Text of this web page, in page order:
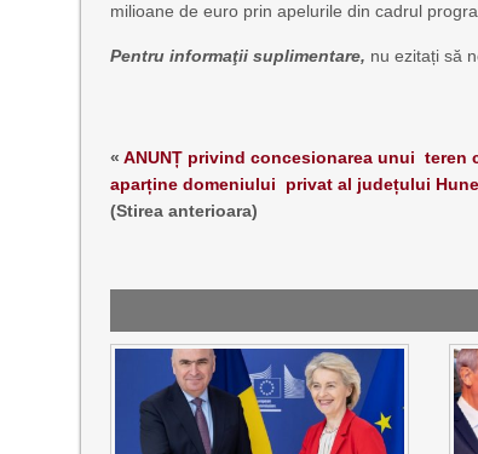
milioane de euro prin apelurile din cadrul
Pentru informaţii suplimentare, nu ezitați să
«ANUNȚ privind concesionarea unui teren
aparține domeniului privat al județului
(Stirea anterioara)